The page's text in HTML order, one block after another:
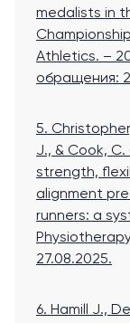
medalists in
Athletics. –
обращения:
5.
J., & Cook,
strength,
alignment
runners: a
27.08.2025.
6. Hamill J.,